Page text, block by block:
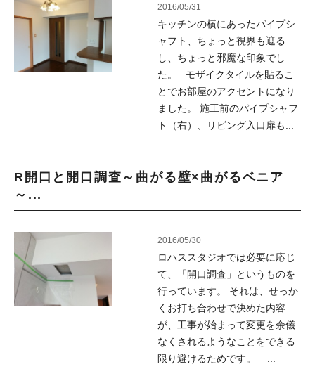
2016/05/31
キッチンの横にあったパイプシ
ャフト、ちょっと視界も遮る
し、ちょっと邪魔な印象でし
た。 モザイクタイルを貼るこ
とでお部屋のアクセントになり
ました。 施工前のパイプシャフ
ト（右）、リビング入口扉も...
R開口と開口調査～曲がる壁×曲がるベニア
～...
2016/05/30
ロハススタジオでは必要に応じ
て、「開口調査」というものを
行っています。 それは、せっか
くお打ち合わせで決めた内容
が、工事が始まって変更を余儀
なくされるようなことをできる
限り避けるためです。 ...